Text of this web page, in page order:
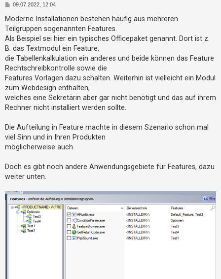
R
e
g
i
s
t
r
i
e
r
e
n
U
n
b
e
B
i
t
r
a
g
09.07.2022, 12:04
Moderne Installationen bestehen häufig aus mehreren
Teilgruppen sogenannten Features.
Als Beispiel sei hier ein typisches Officepaket genannt. Dort ist z.
B. das Textmodul ein Feature,
die Tabellenkalkulation ein anderes und beide können das Feature
Rechtschreibkontrolle sowie die
Features Vorlagen dazu schalten. Weiterhin ist vielleicht ein Modul
zum Webdesign enthalten,
welches eine Sekretärin aber gar nicht benötigt und das auf ihrem
Rechner nicht installiert werden sollte.
Die Aufteilung in Feature machte in diesem Szenario schon mal
viel Sinn und in Ihren Produkten
möglicherweise auch.
Doch es gibt noch andere Anwendungsgebiete für Features, dazu
weiter unten.